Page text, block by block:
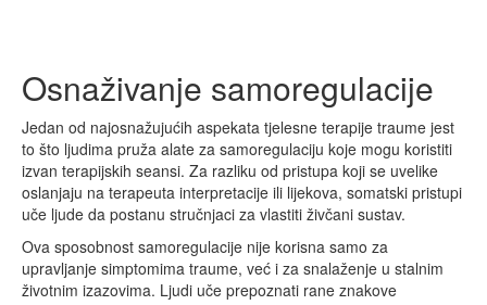
Osnaživanje samoregulacije
Jedan od najosnažujućih aspekata tjelesne terapije traume jest
to što ljudima pruža alate za samoregulaciju koje mogu koristiti
izvan terapijskih seansi. Za razliku od pristupa koji se uvelike
oslanjaju na terapeuta interpretacije ili lijekova, somatski pristupi
uče ljude da postanu stručnjaci za vlastiti živčani sustav.
Ova sposobnost samoregulacije nije korisna samo za
upravljanje simptomima traume, već i za snalaženje u stalnim
životnim izazovima. Ljudi uče prepoznati rane znakove